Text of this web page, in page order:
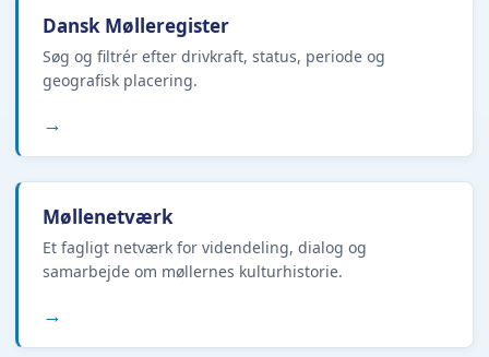
Dansk Mølleregister
Søg og filtrér efter drivkraft, status, periode og
geografisk placering.
→
Møllenetværk
Et fagligt netværk for videndeling, dialog og
samarbejde om møllernes kulturhistorie.
→